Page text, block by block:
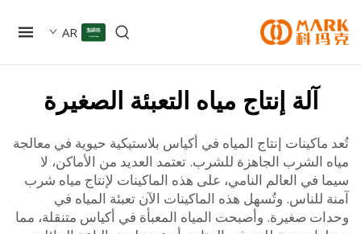
AR
آلة إنتاج مياه التعبئة الصغيرة
إنتاج المياه في أكياس بلاستيكية حيوية في معالجة
الشرب الجاهزة للشرب. تعتمد العديد من الأماكن، لا
في العالم النامي، على هذه الماكينات لإنتاج مياه شرب
للناس. وتُسهل هذه الماكينات الآن تعبئة المياه في
صغيرة. وأصبحت المياه المعبأة في أكياس متنقلة، مما